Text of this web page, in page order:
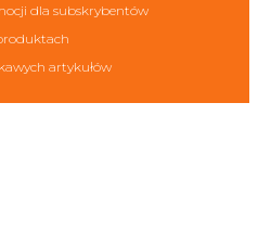
dla subskrybentów
artykułów